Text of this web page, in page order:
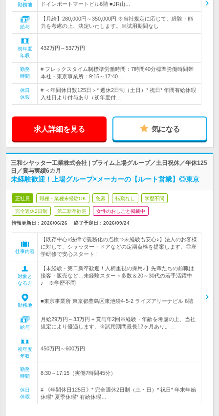
勤務地
ドインポートマートビル6階 ■JR山…
給与
【月給】280,000円～350,000円 ※当社規定に応じて、経験・能
力を考慮の上、決定いたします。※試用期間なし
初年度
年収
432万円～537万円
勤務
時間
# フレックスタイム制標準労働時間：7時間40分標準労働時間帯
本社・東京事業所：9:15～17:40…
休日
休暇
# ＜年間休日数125日＞* 週休2日制（土日）* 祝日* 年間有給休暇
入社日より付与あり（初年度付…
求人詳細を見る 気になる
三和シヤッター工業株式会社 | プライム上場グループ／土日祝休／年休125
日／賞与実績6カ月
未経験歓迎！上場グループ×メーカーの【ルート営業】◎東京
正社員 職種・業種未経験OK 急募 転勤なし 学歴不問
完全週休2日制 第二新卒歓迎 女性のおしごと掲載中
情報更新日：2026/06/26 終了予定日： 2026/09/24
仕事内容
【既存中心×法律で義務化の点検⇒未経験も安心♪】法人のお客様
に対して、シャッター・ドアなどの定期点検を提案します。◎座
学研修で安心スタート！
対象と
なる方
【未経験・第二新卒歓迎！人柄重視の採用♪】先輩たちの前職は
接客・販売など…未経験スタート多数＆20～30代の若手活躍中
♪ ※学歴不問
勤務地
■東京事業所 東京都豊島区東池袋4-5-2 ライズアリーナビル 6階
給与
月給29万円～33万円 + 賞与年2回※経験・年齢を考慮の上、当社
規定により優遇します。※試用期間最長12ヶ月あり。…
初年度
年収
450万円～600万円
勤務
時間
8:30～17:15（実働7時間45分）
休日
休暇
# 《年間休日125日》* 完全週休2日制（土・日）* 祝日* 年末年始
休暇* 夏季休暇* 有給休暇…